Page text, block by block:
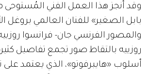
وقد أنجز هذا العمل الفني المُستوحى
بابل الصغير» للفنان العالمي بروغل
والمصور الفرنسي جان- فرانسوا
روزييه بالتقاط صور تجمع تفاصيل
أسلوب «هايبرفوتو»، الذي يعتمد